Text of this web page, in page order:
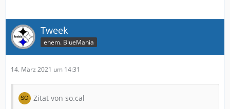
Tweek
ehem. BlueMania
14. März 2021 um 14:31
Zitat von so.cal